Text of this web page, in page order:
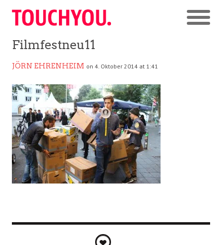
Filmfestneu11
JÖRN EHRENHEIM on 4. Oktober 2014 at 1:41